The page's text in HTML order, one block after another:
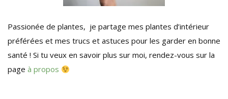
Passionée de plantes, je partage mes plantes d’intérieur
préférées et mes trucs et astuces pour les garder en bonne
santé ! Si tu veux en savoir plus sur moi, rendez-vous sur la
page à propos